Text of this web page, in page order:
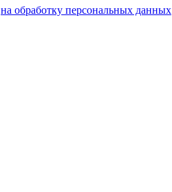
на обработку персональных данных